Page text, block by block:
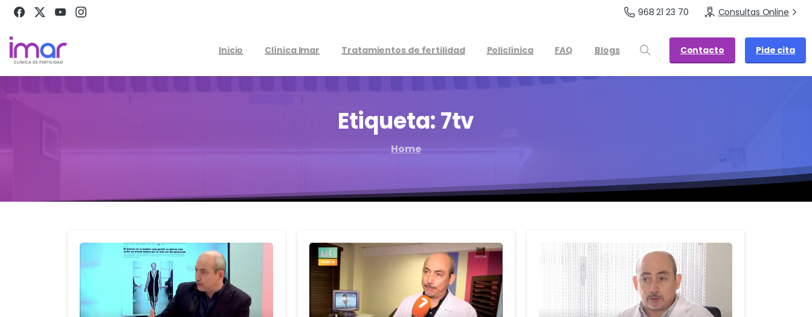
968 21 23 70 Consultas Online
Inicio Clínica Imar Tratamientos de fertilidad Policlínica FAQ Blogs Contacto Pide cita
Etiqueta:7tv
Home